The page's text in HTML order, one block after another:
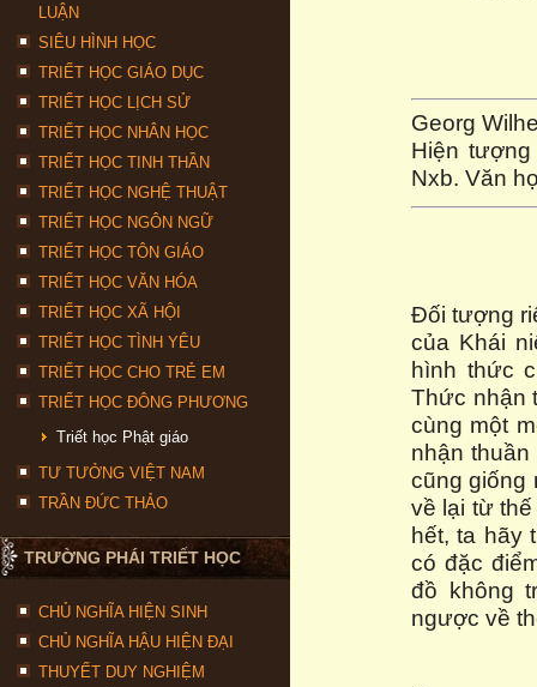
LUẬN
SIÊU HÌNH HỌC
TRIẾT HỌC GIÁO DỤC
TRIẾT HỌC LỊCH SỬ
TRIẾT HỌC NHÂN HỌC
TRIẾT HỌC TINH THẦN
TRIẾT HỌC NGHỆ THUẬT
TRIẾT HỌC NGÔN NGỮ
TRIẾT HỌC TÔN GIÁO
TRIẾT HỌC VĂN HÓA
TRIẾT HỌC XÃ HỘI
TRIẾT HỌC TÌNH YÊU
TRIẾT HỌC CHO TRẺ EM
TRIẾT HỌC ĐÔNG PHƯƠNG
Triết học Phật giáo
TƯ TƯỞNG VIỆT NAM
TRẦN ĐỨC THẢO
TRƯỜNG PHÁI TRIẾT HỌC
CHỦ NGHĨA HIỆN SINH
CHỦ NGHĨA HẬU HIỆN ĐẠI
THUYẾT DUY NGHIỆM
Georg
Hiện
Nxb. Văn
Đối tượng
của Khái
hình thức
Thức nhận
cùng một
nhận
cũng giống
về lại từ
hết, ta hãy
có đặc
đồ không
ngược về